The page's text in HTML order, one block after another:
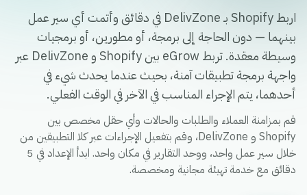
اربط Shopify بـ DelivZone في دقائق وأتمت أي سير عمل
بينهما — دون الحاجة إلى برمجة، أو مطورين، أو برمجيات
وسيطة معقدة. تربط eGrow بين Shopify و DelivZone عبر
واجهة برمجة تطبيقات آمنة، بحيث عندما يحدث شيء في
أحدهما، يتم الإجراء المناسب في الآخر في الوقت الفعلي.
قم بمزامنة العملاء والطلبات والحالات وأي حقل مخصص بين
Shopify و DelivZone، وقم بتفعيل الإجراءات عبر كلا التطبيقين من
خلال سير عمل واحد، ووحد التقارير في مكان واحد. ابدأ الإعداد في 5
دقائق مع خدمة تهيئة مجانية ومخصصة.